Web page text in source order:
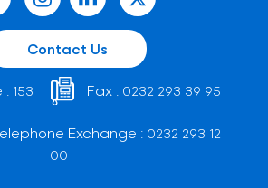
Contact Us
: 153 Fax : 0232 293 39 95
Exchange : 0232 293 12
00